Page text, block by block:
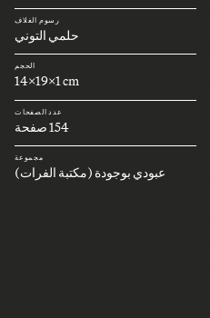
رسوم الغلاف
حلمي التوني
الحجم
14x19x1 cm
عدد الصفحات
154 صفحة
مجموعة
عبودي بوجودة (مكتبة الفرات)